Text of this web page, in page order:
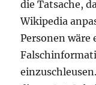
die Tatsache,
Wikipedia
Personen wäre